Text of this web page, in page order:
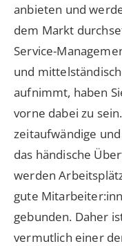
anbieten und
dem Markt
Service-
und
aufnimmt, haben
vorne dabei zu
zeitaufwändige
das händische
werden
gute
gebunden. Daher
vermutlich einer